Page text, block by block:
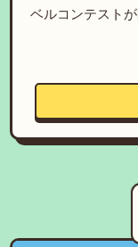
ベルコンテストが